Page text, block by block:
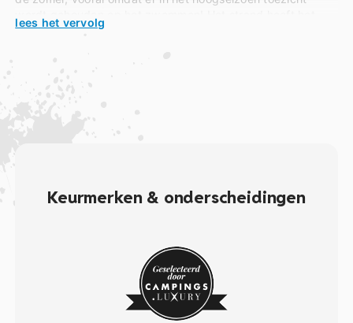
Blauwe Vlag-label ontvangen
lees het vervolg
Keurmerken & onderscheidingen